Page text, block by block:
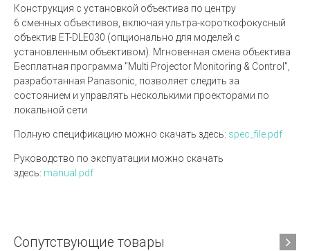
Конструкция с установкой объектива по центру
6 сменных объективов, включая ультра-короткофокусный
объектив ET-DLE030 (опционально для моделей с
установленным объективом). Мгновенная смена объектива
Бесплатная программа "Multi Projector Monitoring & Control",
разработанная Panasonic, позволяет следить за
состоянием и управлять несколькими проекторами по
локальной сети
Полную спецификацию можно скачать здесь: spec_file.pdf
Руководство по экспуатации можно скачать
здесь: manual.pdf
Сопутствующие товары